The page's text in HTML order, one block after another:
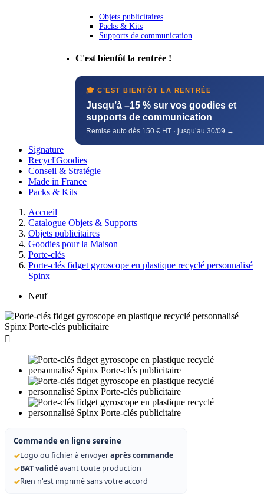
Objets publicitaires
Packs & Kits
Supports de communication
C'est bientôt la rentrée !
🎓 C’EST BIENTÔT LA RENTRÉE
Jusqu’à –15 % sur vos goodies et
supports de communication
Remise auto dès 150 € HT · jusqu’au 30/09 →
Signature
Recycl'Goodies
Conseil & Stratégie
Made in France
Packs & Kits
Accueil
Catalogue Objets & Supports
Objets publicitaires
Goodies pour la Maison
Porte-clés
Porte-clés fidget gyroscope en plastique recyclé personnalisé
Spinx
Neuf

Commande en ligne sereine
✓Logo ou fichier à envoyeraprès commande
✓BAT validéavant toute production
✓Rien n'est imprimé sans votre accord